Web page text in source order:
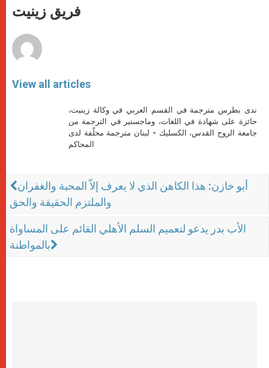
p
p
g
e
o
k
فريق زينيت
View all articles
ندى بطرس مترجمة في القسم العربي في وكالة زينيت،
حائزة على شهادة في اللغات، وماجستير في الترجمة من
جامعة الروح القدس، الكسليك - لبنان مترجمة محلّفة لدى
المحاكم
أبو خازن: هذا الكاهن الذي لا يعرف إلاّ المحبة والغفران
والملتزم الحقيقة والحق
الأب بدر يدعو لتعميم السلم الأهلي القائم على المساواة
بالمواطنة